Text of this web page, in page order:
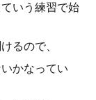
いう練習で始
るので、
かなってい